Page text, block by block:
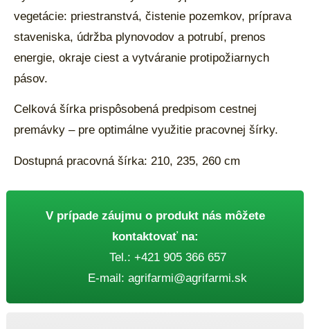
vegetácie: priestranstvá, čistenie pozemkov, príprava
staveniska, údržba plynovodov a potrubí, prenos
energie, okraje ciest a vytváranie protipožiarnych
pásov.
Celková šírka prispôsobená predpisom cestnej
premávky – pre optimálne využitie pracovnej šírky.
Dostupná pracovná šírka: 210, 235, 260 cm
V prípade záujmu o produkt nás môžete
kontaktovať na:
Tel.: +421 905 366 657
E-mail:agrifarmi@agrifarmi.sk